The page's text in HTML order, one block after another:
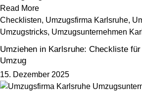
Read More
Checklisten, Umzugsfirma Karlsruhe,
Umzugstricks, Umzugsunternehmen
Umziehen in Karlsruhe: Checkliste
Umzug
15. Dezember 2025